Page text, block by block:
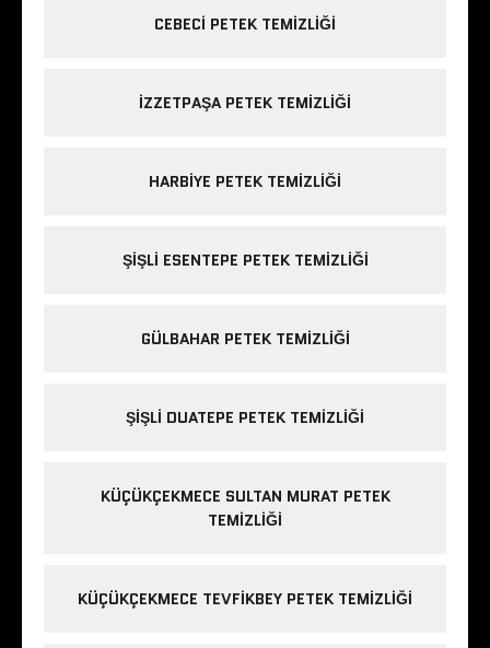
CEBECI PETEK TEMIZLIĞI
IZZETPAŞA PETEK TEMIZLIĞI
HARBIYE PETEK TEMIZLIĞI
ŞIŞLI ESENTEPE PETEK TEMIZLIĞI
GÜLBAHAR PETEK TEMIZLIĞI
ŞIŞLI DUATEPE PETEK TEMIZLIĞI
KÜÇÜKÇEKMECE SULTAN MURAT PETEK
TEMIZLIĞI
KÜÇÜKÇEKMECE TEVFIKBEY PETEK TEMIZLIĞI